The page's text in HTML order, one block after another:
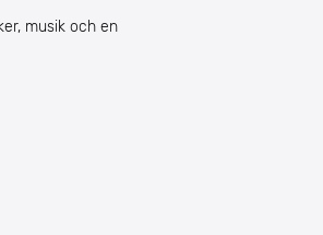
musik och en